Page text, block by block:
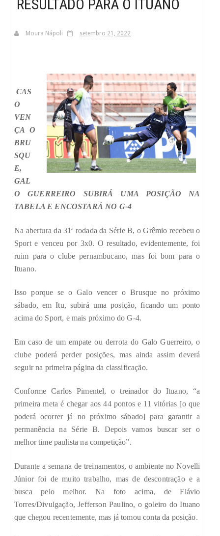
RESULTADO PARA O ITUANO
Moura Nápoli setembro 21, 2022
CAS
O
VEN
ÇA O
BRU
SQU
E,
GAL
O GUERREIRO SUBIRÁ UMA POSIÇÃO NA
TABELA E ENCOSTARÁ NO G-4
Na abertura da 31ª rodada da Série B, o Grêmio recebeu o
Sport e venceu por 3x0. O resultado, evidentemente, foi
ruim para o clube pernambucano, mas foi bom para o
Ituano.
Isso porque se o Galo vencer o Brusque no próximo
sábado, em Itu, subirá uma posição, ficando um ponto
acima do Sport, e mais próximo do G-4.
Em caso de um empate ou derrota do Galo Guerreiro, o
clube poderá perder posições, mas ainda assim deverá
seguir na primeira página da classificação.
Conforme Carlos Pimentel, o treinador do Ituano, “a
primeira meta é chegar aos 44 pontos e 11 vitórias [o que
poderá ocorrer já no próximo sábado] para garantir a
permanência na Série B. Depois vamos buscar ser o
melhor time paulista na competição”.
Durante a semana de treinamentos, o ambiente no Novelli
Júnior foi de muito trabalho, mas de descontração e a
busca pelo melhor. Na foto acima, de Flávio
Torres/Divulgação, Jefferson Paulino, o goleiro do Ituano
que chegou recentemente, mas já tomou conta da posição.